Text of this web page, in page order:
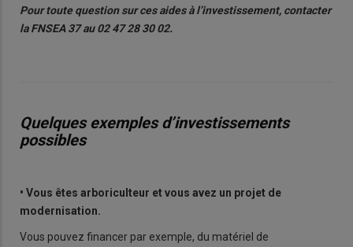
Pour toute question sur ces aides à l’investissement, contacter
la FNSEA 37 au 02 47 28 30 02.
Quelques exemples d’investissements
possibles
• Vous êtes arboriculteur et vous avez un projet de
modernisation.
Vous pouvez financer par exemple, du matériel de